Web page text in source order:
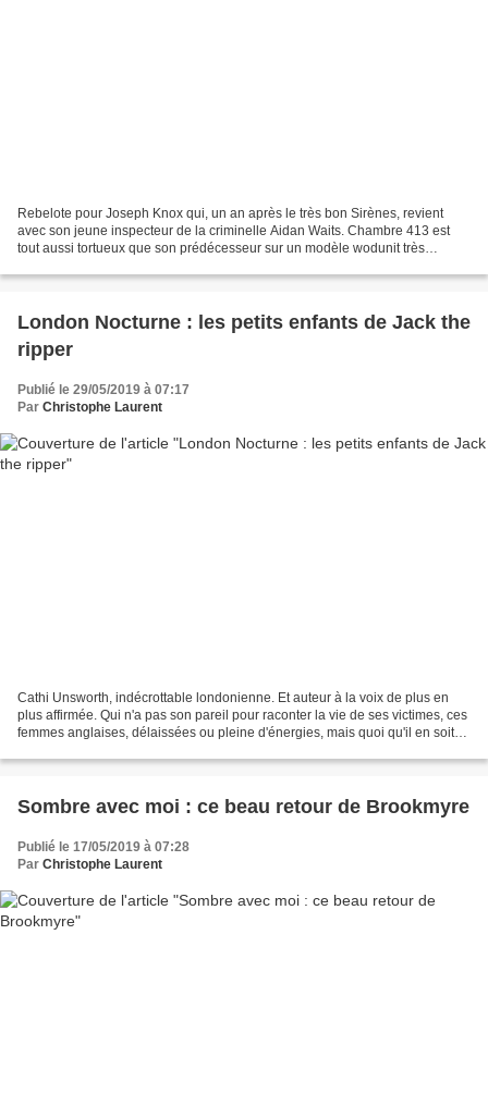
Rebelote pour Joseph Knox qui, un an après le très bon Sirènes, revient
avec son jeune inspecteur de la criminelle Aidan Waits. Chambre 413 est
tout aussi tortueux que son prédécesseur sur un modèle wodunit très
London Nocturne : les petits enfants de Jack the
ripper
Publié le 29/05/2019 à 07:17
Par Christophe Laurent
Cathi Unsworth, indécrottable londonienne. Et auteur à la voix de plus en
plus affirmée. Qui n'a pas son pareil pour raconter la vie de ses victimes, ces
femmes anglaises, délaissées ou pleine d'énergies, mais quoi qu'il en soit
Sombre avec moi : ce beau retour de Brookmyre
Publié le 17/05/2019 à 07:28
Par Christophe Laurent